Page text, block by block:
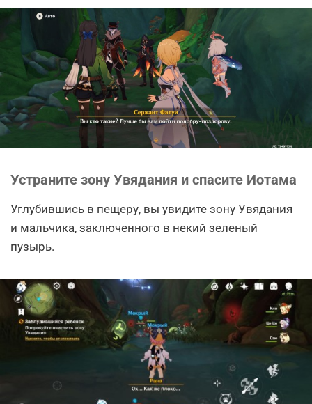
Устраните зону Увядания и спасите Иотама
Углубившись в пещеру, вы увидите зону Увядания
и мальчика, заключенного в некий зеленый
пузырь.